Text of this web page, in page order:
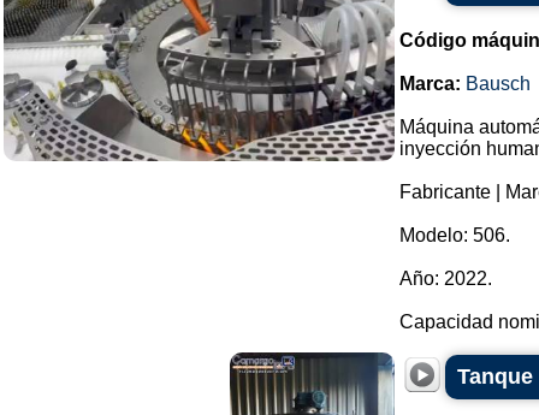
Código
Marca: Bausch
Máquina
inyección
Fabricante |
Modelo: 506.
Año: 2022.
Capacidad